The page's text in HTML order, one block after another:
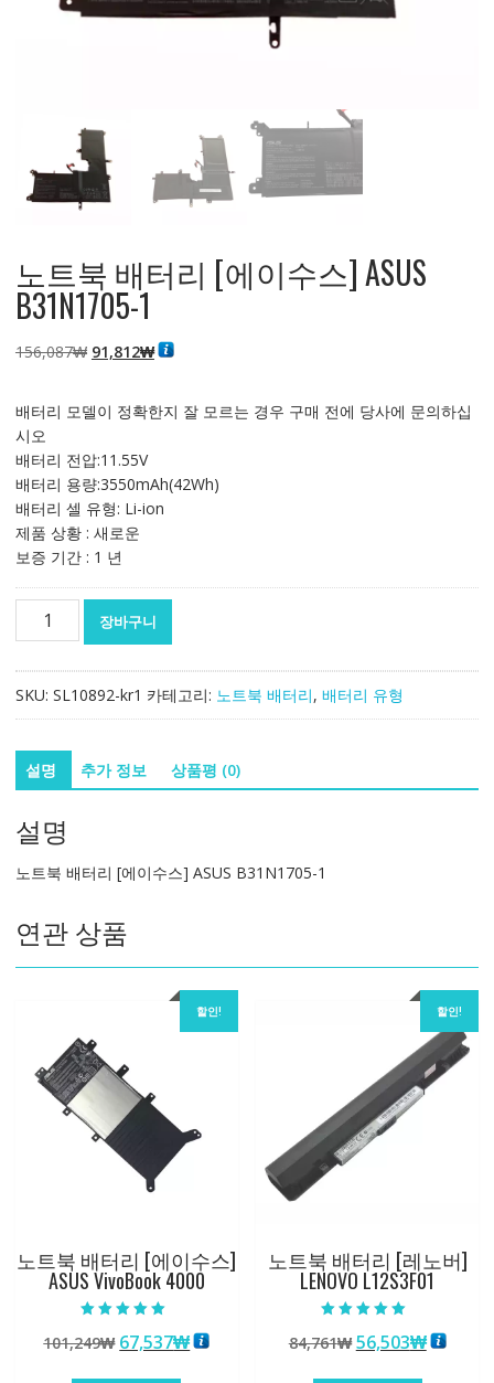
노트북 배터리 [에이수스] ASUS
B31N1705-1
156,087₩ 원
격:
91,812₩현
격:
배터리 모델이 정확한지 잘 모르는 경우 구매 전에 당사에 문의하십
시오
배터리 전압:11.55V
배터리 용량:3550mAh(42Wh)
배터리 셀 유형: Li-ion
제품 상황 : 새로운
보증 기간 : 1 년
터
[에
이
스]
ASUS
B31N1705-
수
량
장바구니
SKU: SL10892-kr1 카테고리: 노트북 배터리, 배터리 유형
설명 추가 정보 상품평 (0)
설명
노트북 배터리 [에이수스] ASUS B31N1705-1
연관 상품
할인!
노트북 배터리 [에이수스]
ASUS VivoBook 4000
5.00
로 평가됨
101,249₩ 원
67,537₩현
할인!
노트북 배터리 [레노버]
LENOVO L12S3F01
5.00
로 평가됨
84,761₩ 원
56,503₩현